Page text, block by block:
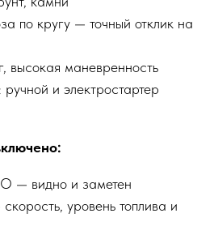
по кругу — точный отклик на
высокая маневренность
и электростартер
— видно и заметен
уровень топлива и